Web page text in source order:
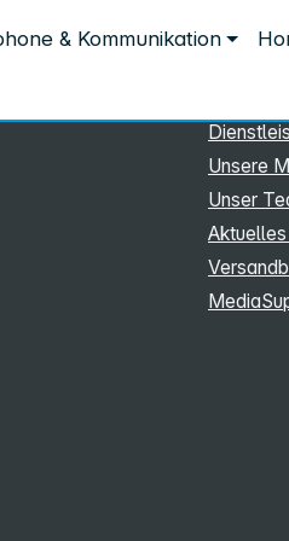
& Kommunikation
Unsere
Unser